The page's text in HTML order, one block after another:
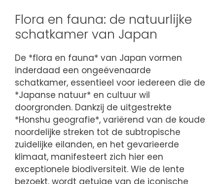
Flora en fauna: de natuurlijke
schatkamer van Japan
De *flora en fauna* van Japan vormen
inderdaad een ongeëvenaarde
schatkamer, essentieel voor iedereen die de
*Japanse natuur* en cultuur wil
doorgronden. Dankzij de uitgestrekte
*Honshu geografie*, variërend van de koude
noordelijke streken tot de subtropische
zuidelijke eilanden, en het gevarieerde
klimaat, manifesteert zich hier een
exceptionele biodiversiteit. Wie de lente
bezoekt, wordt getuige van de iconische